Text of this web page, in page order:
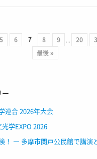
5 6 7 8 9 ... 20
最後 »
連合 2026年大会
学EXPO 2026
！ ― 多摩市関戸公民館で講演